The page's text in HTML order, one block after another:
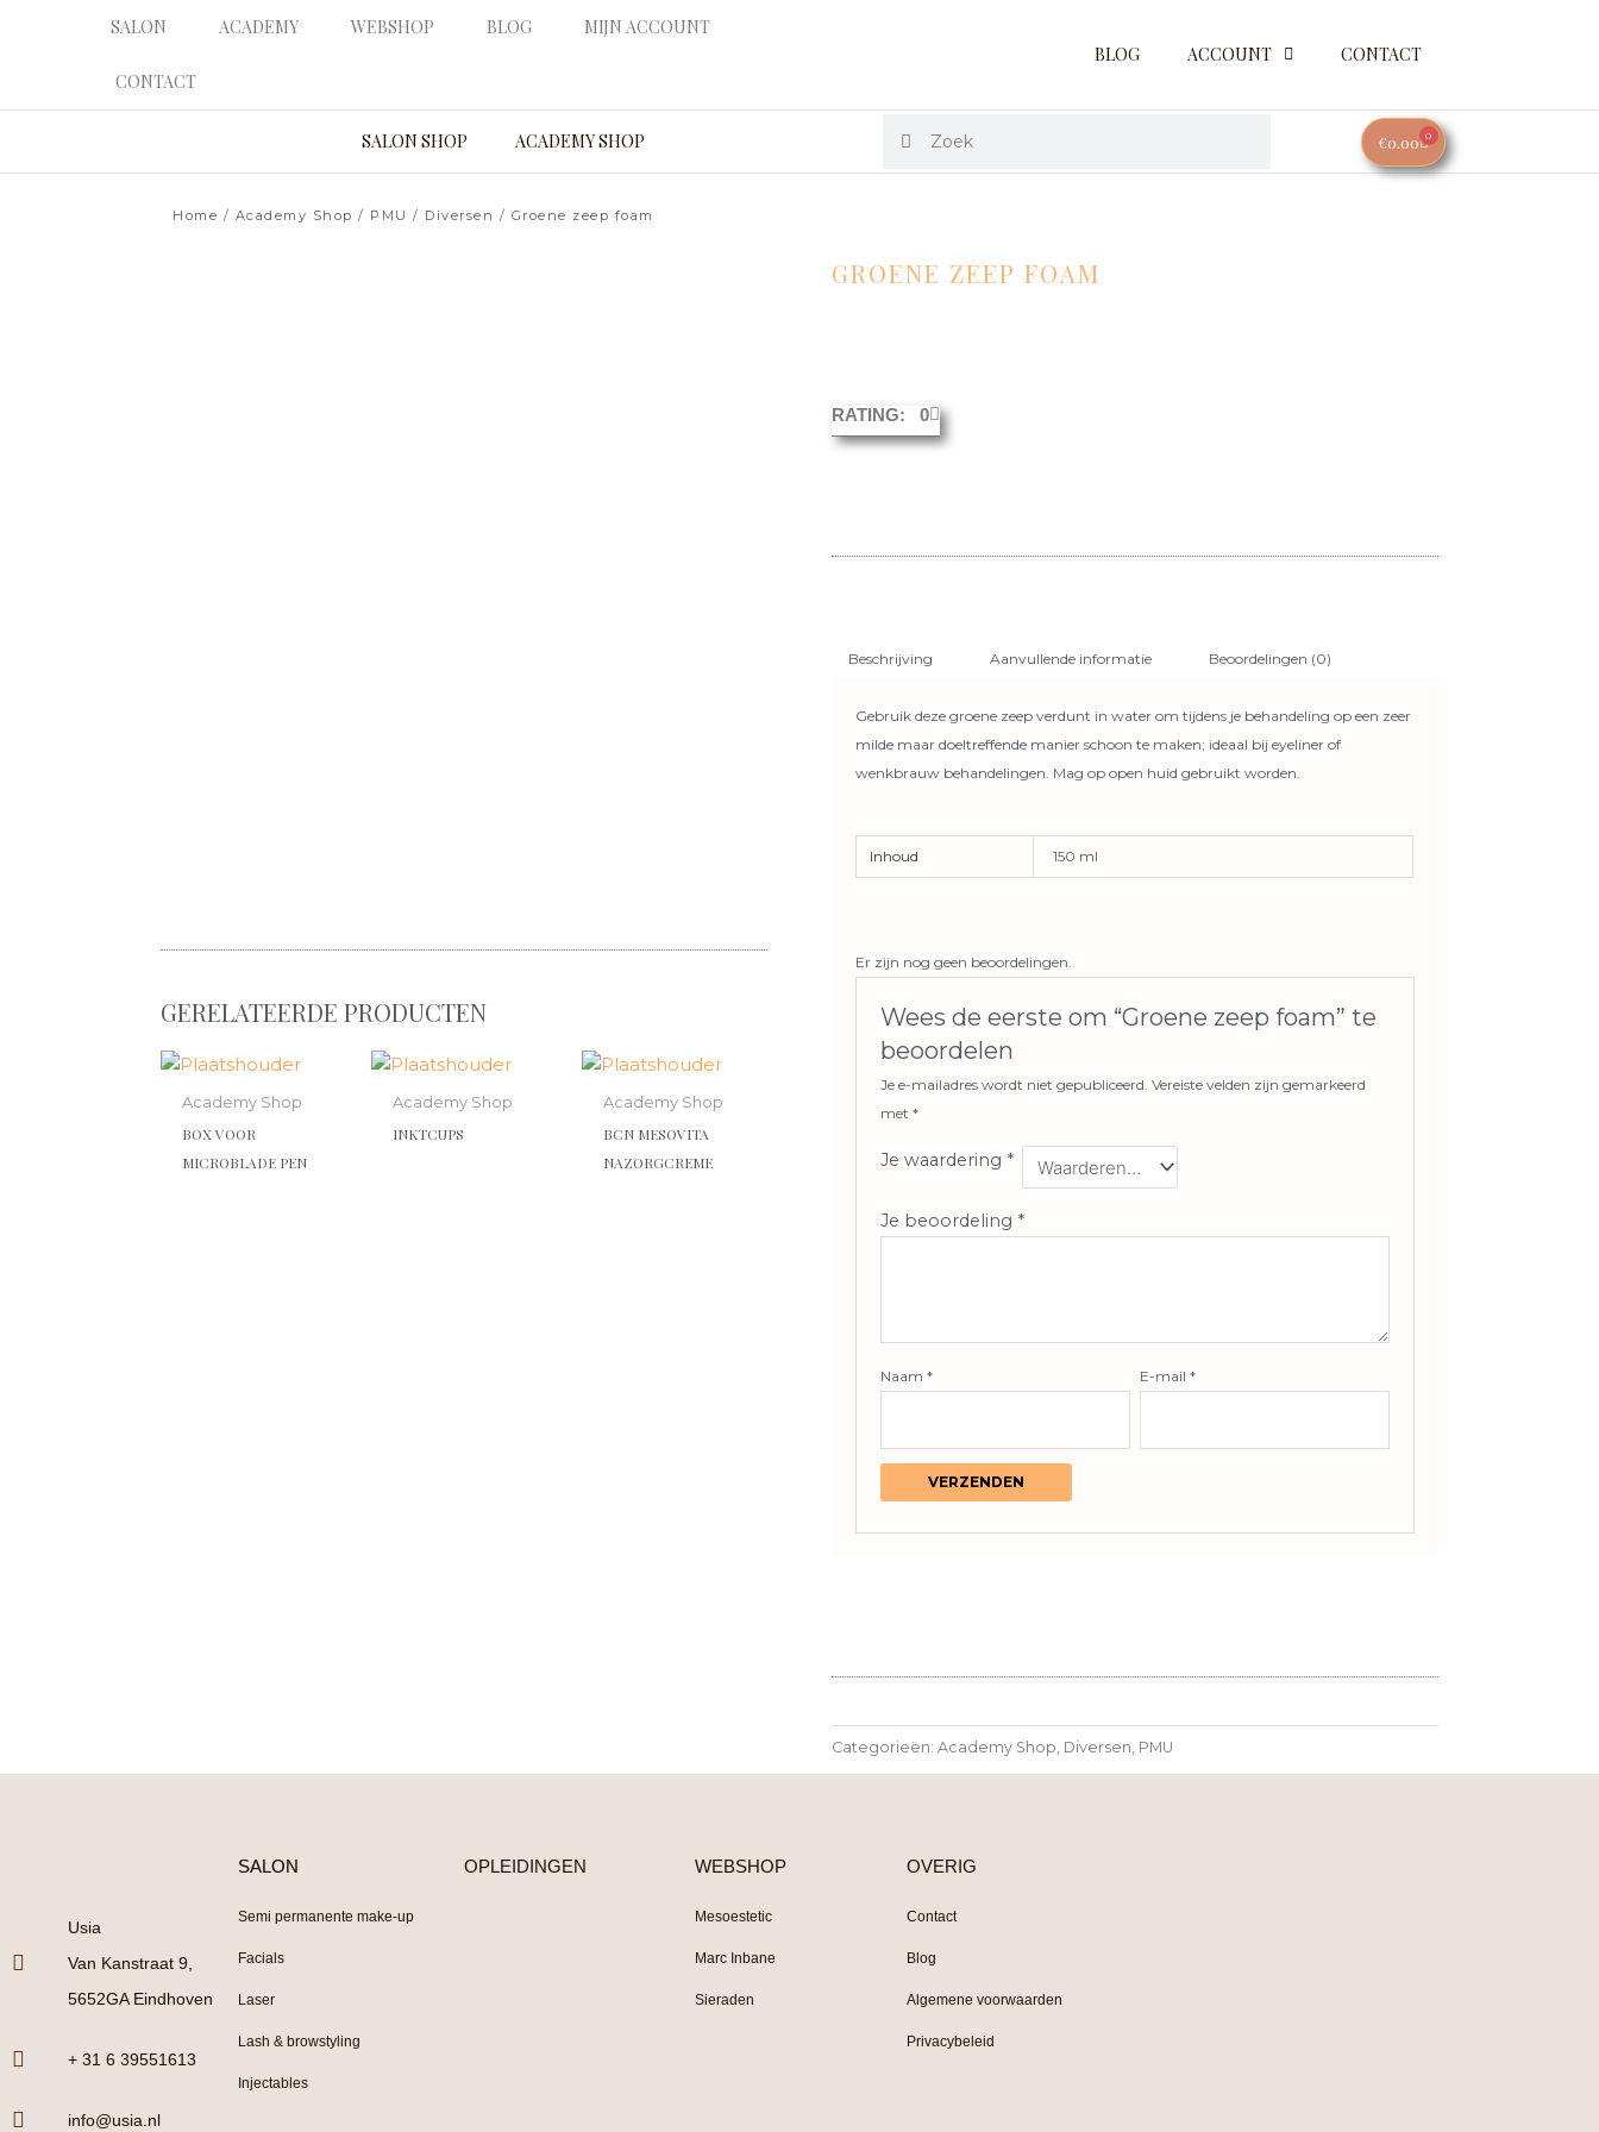
SALON ACADEMY WEBSHOP BLOG MIJN ACCOUNT
CONTACT
BLOG ACCOUNT CONTACT
SALON SHOP ACADEMY SHOP €0.00 0
WINKELWAGEN
Home / Academy Shop / PMU / Diversen / Groene zeep foam
GERELATEERDE PRODUCTEN
Academy Shop
BOX VOOR
MICROBLADE PEN
Academy Shop
INKTCUPS
Academy Shop
BCN MESOVITA
NAZORGCREME
GROENE ZEEP FOAM
RATING: 0
Beschrijving Aanvullende informatie Beoordelingen (0)
Gebruik deze groene zeep verdunt in water om tijdens je behandeling op een zeer
milde maar doeltreffende manier schoon te maken; ideaal bij eyeliner of
wenkbrauw behandelingen. Mag op open huid gebruikt worden.
Inhoud 150 ml
Er zijn nog geen beoordelingen.
Wees de eerste om “Groene zeep foam” te
beoordelen
Je e-mailadres wordt niet gepubliceerd. Vereiste velden zijn gemarkeerd
met *
Je waardering *
Je beoordeling *
Naam * E-mail*
Categorieën: Academy Shop, Diversen, PMU
Usia
Van Kanstraat 9,
5652GA Eindhoven
+ 31 6 39551613
info@usia.nl
SALON
Semi permanente make-up
Facials
Laser
Lash & browstyling
Injectables
OPLEIDINGEN WEBSHOP
Mesoestetic
Marc Inbane
Sieraden
OVERIG
Contact
Blog
Algemene voorwaarden
Privacybeleid